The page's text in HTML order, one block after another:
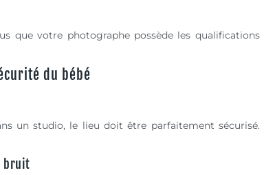
que votre photographe possède les qualifications
du bébé
un studio, le lieu doit être parfaitement sécurisé.
bruit